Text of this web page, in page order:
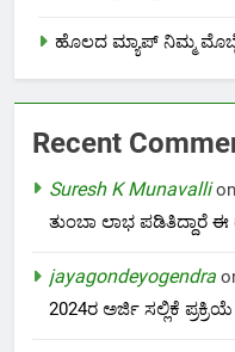
ಹೊಲದ ಮ್ಯಾಪ್ ನಿಮ್ಮ
Recent
Suresh K Munavallion
ತುಂಬಾ ಲಾಭ ಪಡಿತಿದ್ದಾರೆ ಈ
jayagondeyogendra
2024ರ ಅರ್ಜಿ ಸಲ್ಲಿಕೆ